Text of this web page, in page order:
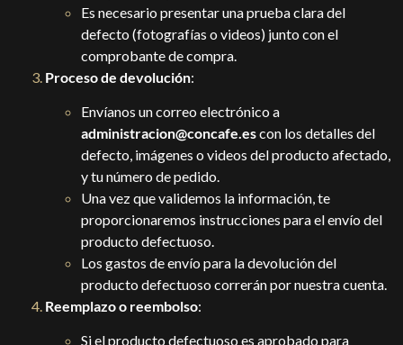
Es necesario presentar una prueba clara del
defecto (fotografías o videos) junto con el
comprobante de compra.
Proceso de devolución:
Envíanos un correo electrónico a
administracion@concafe.escon los detalles del
defecto, imágenes o videos del producto afectado,
y tu número de pedido.
Una vez que validemos la información, te
proporcionaremos instrucciones para el envío del
producto defectuoso.
Los gastos de envío para la devolución del
producto defectuoso correrán por nuestra cuenta.
Reemplazo o reembolso:
Si el producto defectuoso es aprobado para